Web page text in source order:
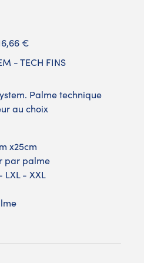
€
- TECH FINS
Palme technique
au choix
x25cm
par palme
LXL - XXL